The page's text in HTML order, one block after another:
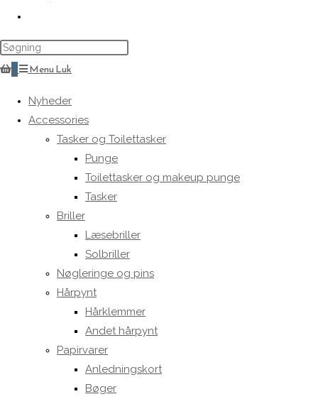
website
search
0 MenuLuk
Nyheder
Accessories
Tasker og Toilettasker
Punge
Toilettasker og makeup punge
Tasker
Briller
Læsebriller
Solbriller
Nøgleringe og pins
Hårpynt
Hårklemmer
Andet hårpynt
Papirvarer
Anledningskort
Bøger